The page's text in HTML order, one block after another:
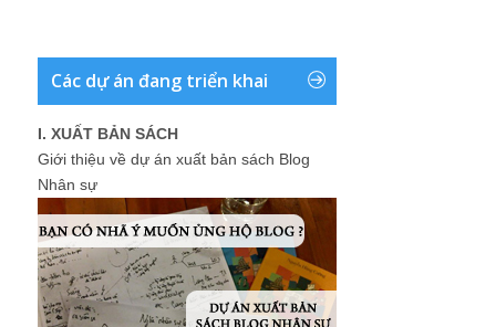
Các dự án đang triển khai
I. XUẤT BẢN SÁCH
Giới thiệu về dự án xuất bản sách Blog
Nhân sự